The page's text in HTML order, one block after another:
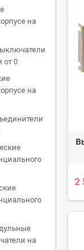
на
от 0
на
на
2